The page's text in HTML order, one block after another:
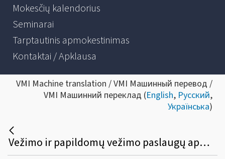
Mokesčių kalendorius
Seminarai
Tarptautinis apmokestinimas
Kontaktai / Apklausa
VMI Machine translation / VMI Машинный перевод /
VMI Машинний переклад (English, Русский,
Українська)
Vežimo ir papildomų vežimo paslaugų apmokestinimas PVM